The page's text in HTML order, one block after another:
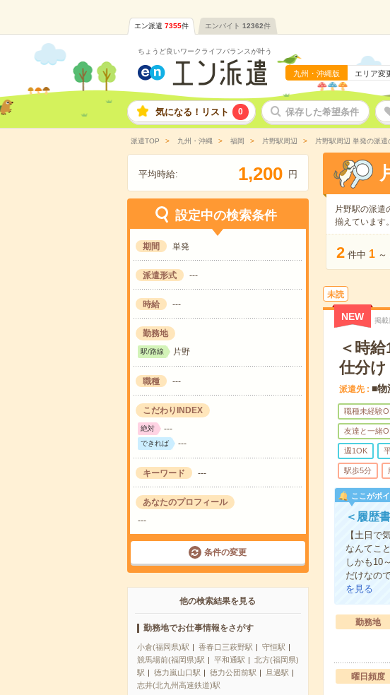
エン派遣 7355件 エンバイト 12362件
ちょうど良いワークライフバランスが叶う
九州・沖縄版 エリア変
気になる！リスト 0 保存した希望条件
派遣TOP 九州・沖縄 福岡 片野駅周辺 片野駅周辺 単発の派遣
平均時給: 1,200 円
設定中の検索条件
期間 単発
派遣形式 ---
時給 ---
勤務地
駅/路線 片野
職種 ---
こだわりINDEX
絶対 ---
できれば ---
キーワード ---
あなたのプロフィール
---
条件の変更
他の検索結果を見る
勤務地でお仕事情報をさがす
小倉(福岡県)駅 香春口三萩野駅
守恒駅
競馬場前(福岡県)駅
平和通駅
北方(福岡県)
駅
徳力嵐山口駅 徳力公団前駅
旦過駅
志井(北九州高速鉄道)駅
片野駅の派遣
揃えています
2 件中 1 ～
未読
NEW 掲載
＜時
仕分け
派遣先 ■物
職種未経験
友達と一緒
週1OK
駅歩5分
ここがポ
＜履歴
【土日で
なんてこ
しかも10
だけなの
を見る
勤務地
曜日頻度